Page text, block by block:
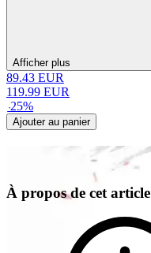
Afficher plus
89.43 EUR
119.99 EUR
-25%
Ajouter au panier
À propos de cet article